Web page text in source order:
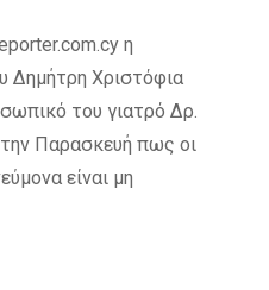
η
Δημήτρη Χριστόφια
του γιατρό Δρ.
Παρασκευή πως οι
είναι μη